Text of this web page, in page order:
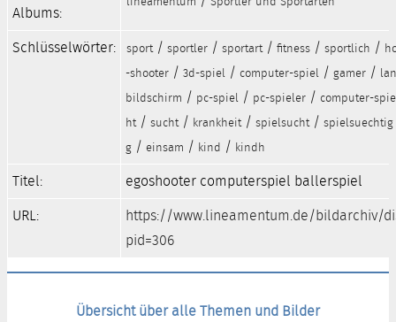
Albums:
Schlüsselwörter: sport/ sportler / sportart/ fitness / sportlich /
-shooter / 3d-spiel / computer-spiel / gamer /
bildschirm / pc-spiel / pc-spieler / computer-
ht/ sucht/ krankheit/ spielsucht/ spielsuechtig
g / einsam / kind / kindh
Titel:
egoshooter computerspiel ballerspiel
URL:
https://www.lineamentum.de/bildarchiv/
pid=306
Übersicht über alle Themen und Bilder